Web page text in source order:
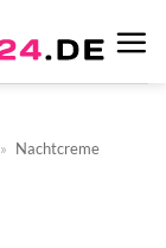
» Nachtcreme